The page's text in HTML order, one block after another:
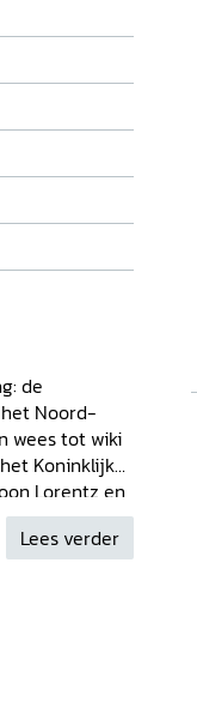
de
Noord-
wees tot wiki
Koninklijk
Lorentz en
Wiener-Kreis-
Archief
Lees verder